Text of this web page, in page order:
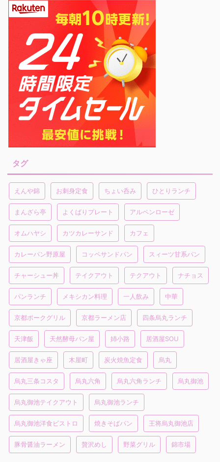
タグ
えんや錦 お刺身定食 ちょい呑み ひとりランチ
まんざら亭 よくばりプレート アルペンローゼ
オムハヤシ カツカレーサンド カフェ
カレーパン野原屋 コッペサンドパン スィーツ甘系パン
チャーシュー丼 テイクアウト テクアウト ナチョス
パンランチ メキシカン料理 一人飲み 中華
京都ポークグリル 京都ラーメン店 四条烏丸ランチ
天津飯 天然酵母パン屋 姉小路 居酒屋SOU
居酒屋きゃ座 木屋町 炭火焼魚定食 烏丸
烏丸三条コスタ 烏丸六角 烏丸六角ランチ 烏丸御池
烏丸御池テイクアウト 烏丸御池ランチ
烏丸御池洋食ビストロ 焼きそばパン 王将烏丸御池店
豚骨醤油ラーメン 贅沢めし 野菜グリル 錦市場